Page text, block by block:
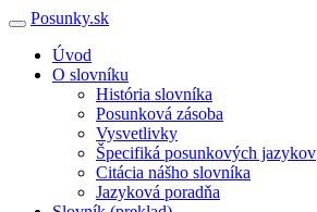
Posunky.sk
Úvod
O slovníku
História slovníka
Posunková zásoba
Vysvetlivky
Špecifiká posunkových jazykov
Citácia nášho slovníka
Jazyková poradňa